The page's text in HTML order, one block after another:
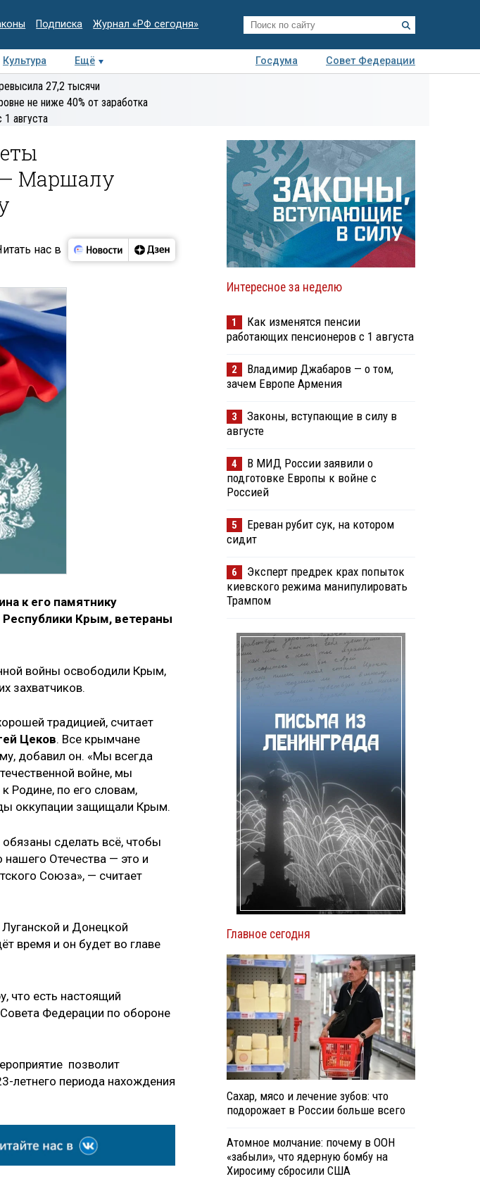
Подписка Журнал «РФ сегодня»
Культура Ещё Госдума
Совет Федерации
Колумнисты
экспертиза
27,2 тысячи
не ниже 40% от заработка
августа
Маршалу
нас в
к его памятнику
Крым, ветераны
войны освободили Крым,
захватчиков.
традицией, считает
Цеков. Все крымчане
добавил он. «Мы всегда
войне, мы
Родине, по его словам,
оккупации защищали Крым.
сделать всё, чтобы
нашего Отечества — это и
Союза», — считает
и Донецкой
время и он будет во главе
что есть настоящий
Федерации по обороне
позволит
летнего периода нахождения
Интересное за неделю
1
Как изменятся пенсии
работающих пенсионеров с 1 августа
2
Владимир Джабаров — о том,
зачем Европе Армения
3
Законы, вступающие в силу в
августе
4
В МИД России заявили о
подготовке Европы к войне с
Россией
5
Ереван рубит сук, на котором
сидит
6
Эксперт предрек крах попыток
киевского режима манипулировать
Трампом
Главное сегодня
Сахар, мясо и лечение зубов: что
подорожает в России больше всего
Атомное молчание: почему в ООН
«забыли», что ядерную бомбу на
Хиросиму сбросили США